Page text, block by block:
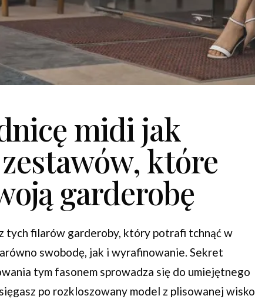
midi jak
które
garderobę
tych filarów garderoby, który potrafi tchnąć w
swobodę, jak i wyrafinowanie. Sekret
tym fasonem sprowadza się do umiejętnego
po rozkloszowany model z plisowanej